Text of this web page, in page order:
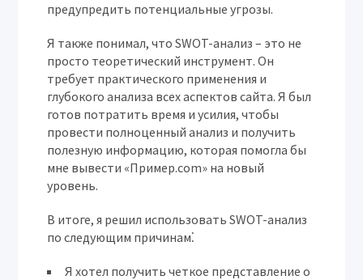
предупредить потенциальные угрозы.
Я также понимал, что SWOT-анализ – это не
просто теоретический инструмент. Он
требует практического применения и
глубокого анализа всех аспектов сайта. Я был
готов потратить время и усилия, чтобы
провести полноценный анализ и получить
полезную информацию, которая помогла бы
мне вывести «Пример.com» на новый
уровень.
В итоге, я решил использовать SWOT-анализ
по следующим причинам⁚
Я хотел получить четкое представление о